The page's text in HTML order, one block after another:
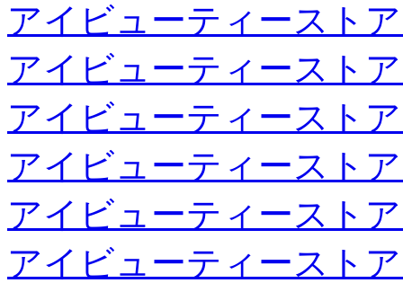
アイビューティースト
アイビューティースト
アイビューティースト
アイビューティースト
アイビューティースト
アイビューティースト